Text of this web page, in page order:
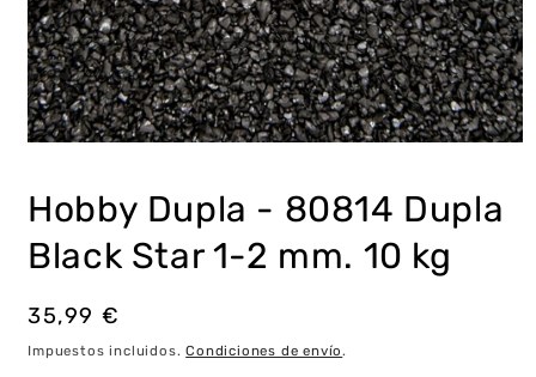
1
en
una
ventana
Hobby Dupla - 80814 Dupla
Black Star 1-2 mm. 10 kg
Precio
habitual
35,99 €
Impuestos incluidos.Condiciones de envío.